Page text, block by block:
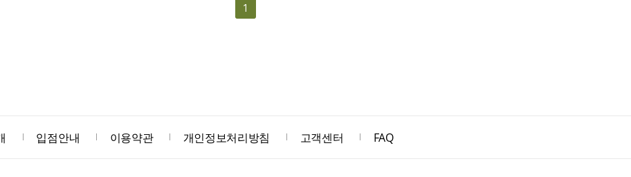
1
입점안내 이용약관 개인정보처리방침 고객센터 FAQ